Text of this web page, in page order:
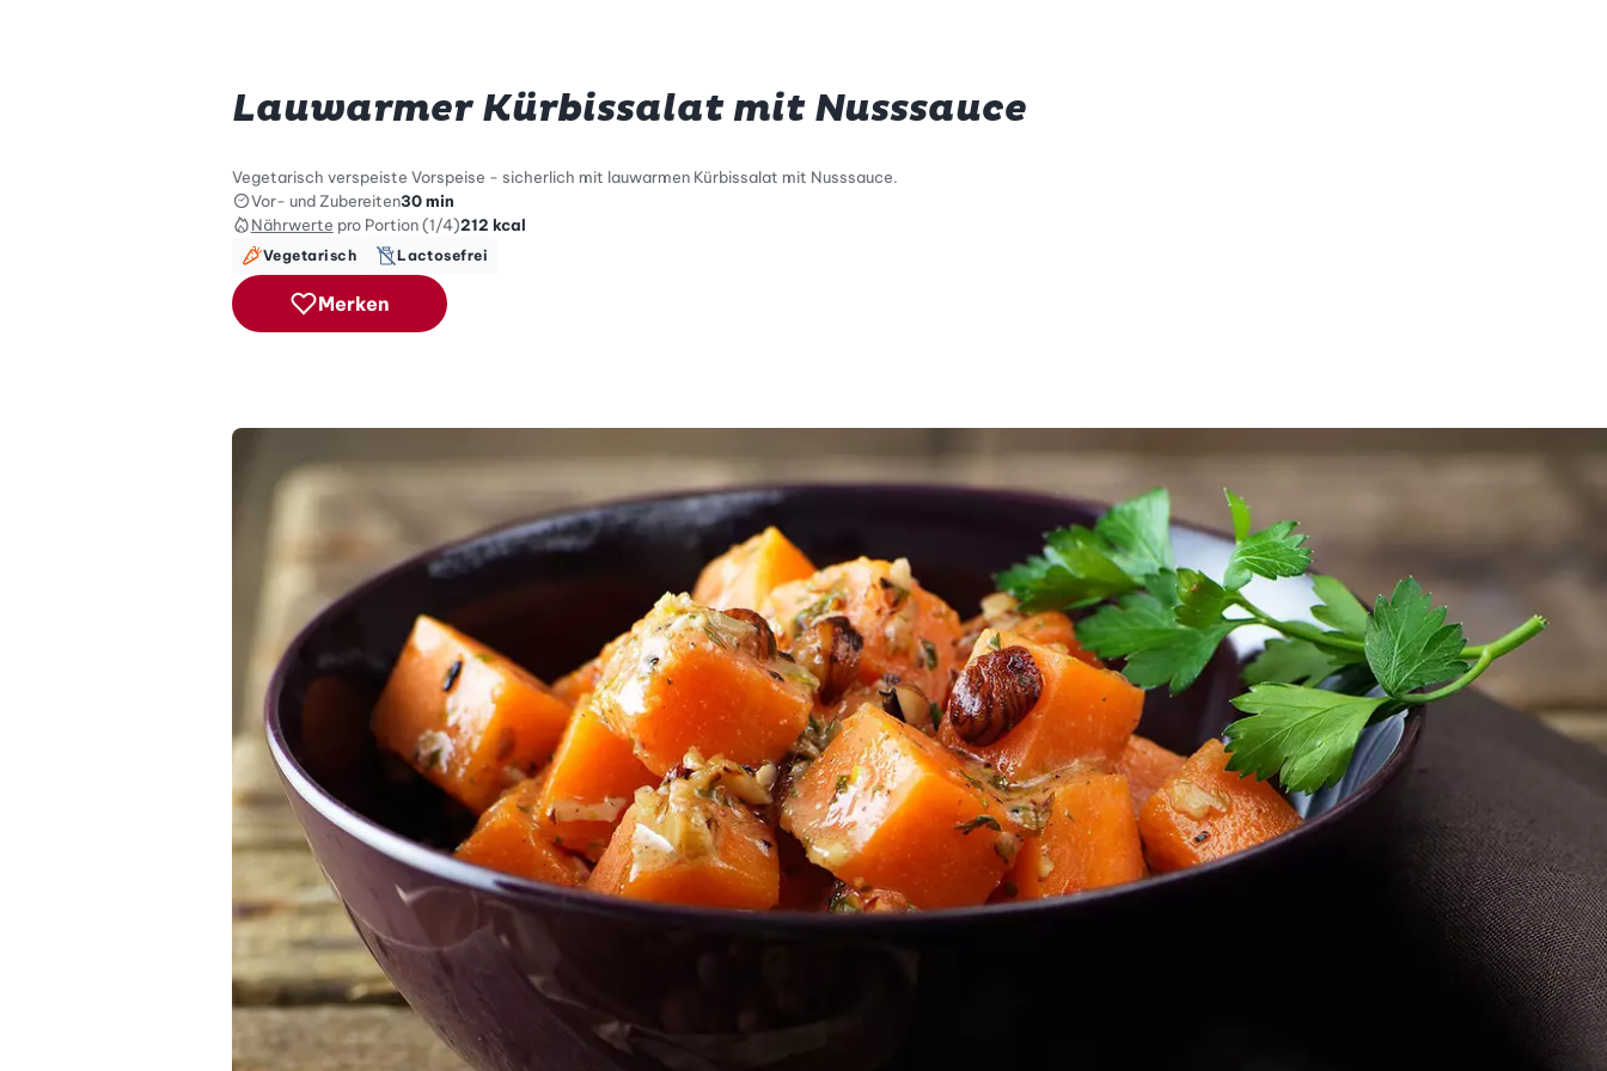
Lauwarmer Kürbissalat mit Nusssauce
Vegetarisch verspeiste Vorspeise - sicherlich mit lauwarmen Kürbissalat mit Nusssauce.
Vor- und Zubereiten30 min
Nährwerte pro Portion (1/4)212 kcal
Vegetarisch Lactosefrei
Merken